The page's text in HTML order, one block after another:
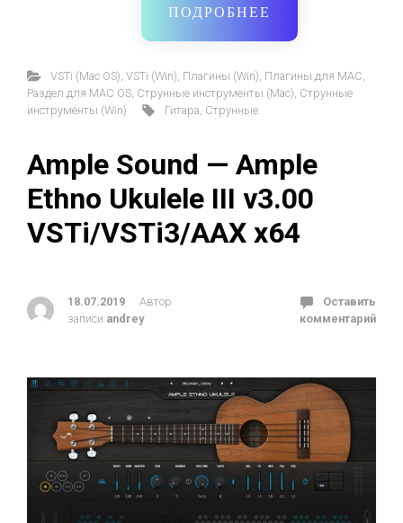
ПОДРОБНЕЕ
VSTi (Mac OS) VSTi (Win) Плагины (Win) Плагины для MAC
Раздел для MAC OS Струнные инструменты (Mac) Струнные
инструменты (Win)
Гитара Струнные
Ample Sound — Ample
Ethno Ukulele III v3.00
VSTi/VSTi3/AAX x64
18.07.2019
Автор
записи andrey
Оставить
комментарий